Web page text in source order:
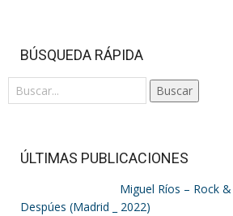
BÚSQUEDA RÁPIDA
Buscar
ÚLTIMAS PUBLICACIONES
Miguel Ríos – Rock
Despúes (Madrid _ 2022)